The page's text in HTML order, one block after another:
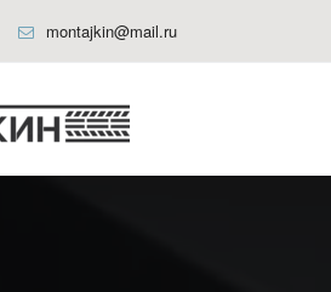
montajkin@mail.ru